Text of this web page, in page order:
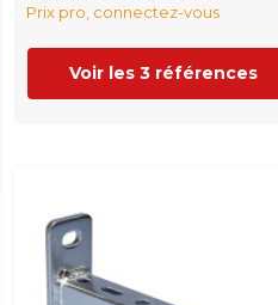
Prix pro, connectez-vous
Voir les 3 références